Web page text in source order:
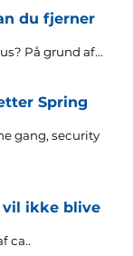
du fjerner
På grund af...
Spring
gang, security
vil ikke blive
ca..